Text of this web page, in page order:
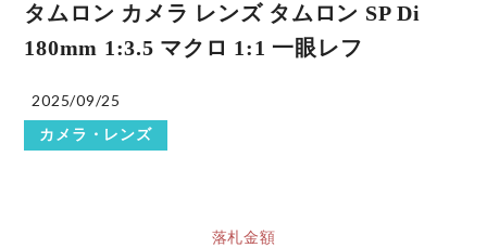
タムロン カメラ レンズ タムロン SP Di
180mm 1:3.5 マクロ 1:1 一眼レフ
2025/09/25
カメラ・レンズ
落札金額